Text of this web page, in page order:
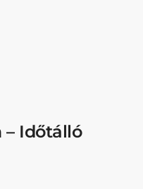
– Időtálló